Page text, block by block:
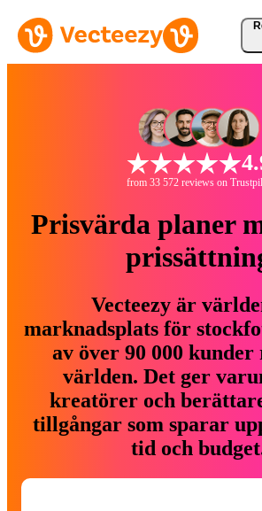
from 33 572 reviews on
Prisvärda planer
Vecteezy är
marknadsplats för
av över 90 000
världen. Det ger
kreatörer och
tillgångar som sparar
tid och